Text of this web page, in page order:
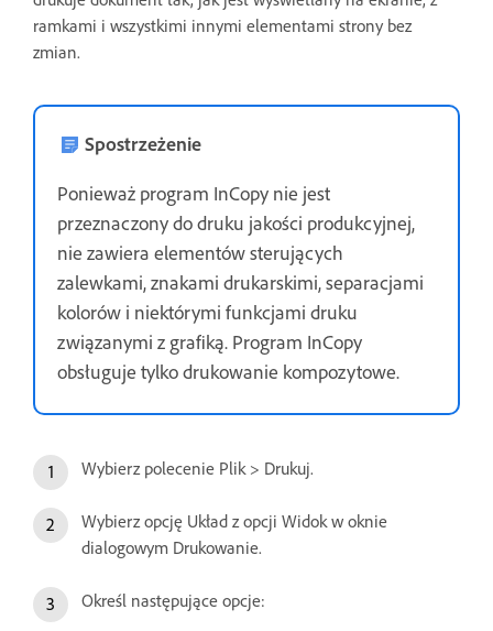
ramkami i wszystkimi innymi elementami strony bez
zmian.
Spostrzeżenie
Ponieważ program InCopy nie jest
przeznaczony do druku jakości produkcyjnej,
nie zawiera elementów sterujących
zalewkami, znakami drukarskimi, separacjami
kolorów i niektórymi funkcjami druku
związanymi z grafiką. Program InCopy
obsługuje tylko drukowanie kompozytowe.
Wybierz polecenie Plik > Drukuj.
Wybierz opcję Układ z opcji Widok w oknie
dialogowym Drukowanie.
Określ następujące opcje: